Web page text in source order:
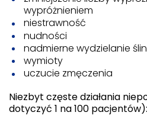
wypróżnieniem
niestrawność
nudności
nadmierne wydzielanie
wymioty
uczucie zmęczenia
Niezbyt częste działania
dotyczyć 1 na 100 pacjentów):